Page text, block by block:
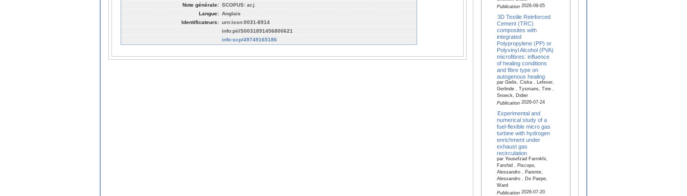
Note générale: SCOPUS: ar.j
Langue: Anglais
Identificateurs: urn:issn:0031-8914
info:pii/S0031891456800621
info:scp/49749165186
Publication2026-09-05
3D Textile Reinforced
Cement (TRC)
composites with
integrated
Polypropylene (PP) or
Polyvinyl Alcohol (PVA)
microfibres: influence
of healing conditions
and fibre type on
autogenous healing
par Gielis, Ciska , Lefever,
Gerlinde , Tysmans, Tine ,
Snoeck, Didier
Publication2026-07-24
Experimental and
numerical study of a
fuel-flexible micro gas
turbine with hydrogen
enrichment under
exhaust gas
recirculation
par Yousefzad Farrokhi,
Farshid , Piscopo,
Alessandro , Parente,
Alessandro , De Paepe,
Ward
Publication2026-07-20